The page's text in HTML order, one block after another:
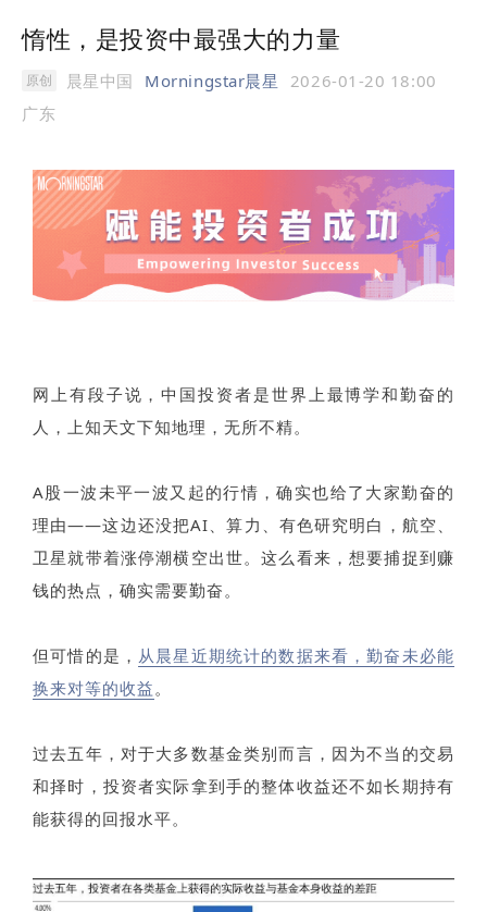
惰性，是投资中最强大的力量
原创 晨星中国 Morningstar晨星
2026-01-20 18:00
广东
网上有段子说，中国投资者是世界上最博学和勤奋的
人，上知天文下知地理，无所不精。
A股一波未平一波又起的行情，确实也给了大家勤奋的
理由——这边还没把AI、算力、有色研究明白，航空、
卫星就带着涨停潮横空出世。这么看来，想要捕捉到赚
钱的热点，确实需要勤奋。
但可惜的是， 从晨星近期统计的数据来看，勤奋未必能
换来对等的收益。
过去五年，对于大多数基金类别而言，因为不当的交易
和择时，投资者实际拿到手的整体收益还不如长期持有
能获得的回报水平。